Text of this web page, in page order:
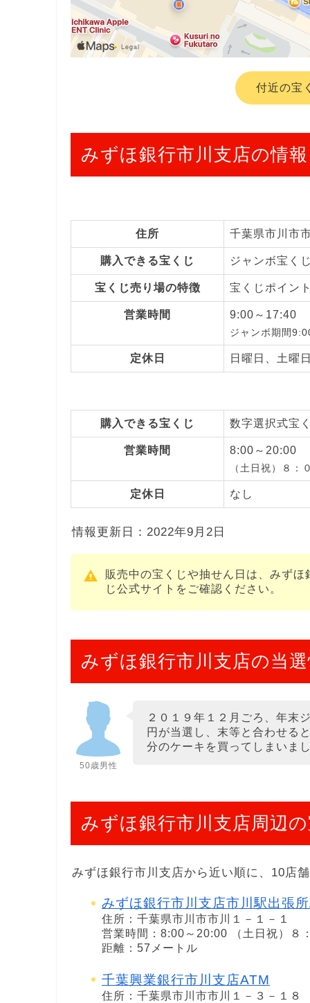
付近の宝
みずほ銀行市川支店の情報
住所 千葉県市川市
購入できる宝くじ ジャンボ宝く
宝くじ売り場の特徴 宝くじポイン
営業時間 9:00～17:40
ジャンボ期間
定休日 日曜日、土曜
購入できる宝くじ 数字選択式宝
営業時間 8:00～20:00
（土日祝）８：
定休日 なし
情報更新日：2022年9月2日
販売中の宝くじや抽せん日は、みず
じ公式サイトをご確認ください。
みずほ銀行市川支店の当
50歳男性
２０１９年１２月ごろ、年末
円が当選し、末等と合わせる
分のケーキを買ってしまいま
みずほ銀行市川支店周辺
みずほ銀行市川支店から近い順に、10店
みずほ銀行市川支店市川駅出張
住所：千葉県市川市市川１－１－１
営業時間：8:00～20:00 （土日祝）８
距離：57メートル
千葉興業銀行市川支店ATM
住所：千葉県市川市市川１－３－１８